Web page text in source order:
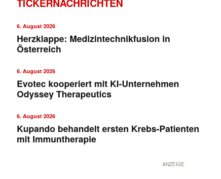
6. August 2026
Herzklappe: Medizintechnikfusion in
Österreich
6. August 2026
Evotec kooperiert mit KI-Unternehmen
Odyssey Therapeutics
6. August 2026
Kupando behandelt ersten Krebs-Patienten
mit Immuntherapie
ANZEIGE